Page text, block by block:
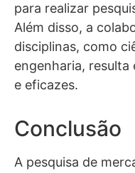
para realizar
Além disso, a
disciplinas, como
engenharia, resulta
e eficazes.
Conclusão
A pesquisa de